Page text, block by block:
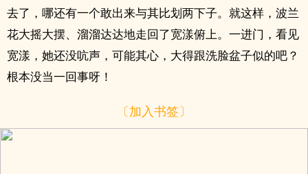
去了，哪还有一个敢出来与其比划两下子。就这样，波兰
花大摇大摆、溜溜达达地走回了宽漾俯上。一进门，看见
宽漾，她还没吭声，可能其心，大得跟洗脸盆子似的吧？
根本没当一回事呀！
〔加入书签〕